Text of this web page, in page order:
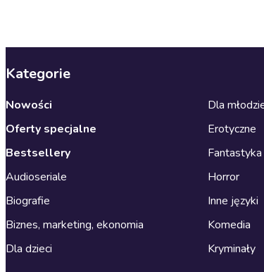
Kategorie
Nowości
Oferty specjalne
Bestsellery
Audioseriale
Biografie
Biznes, marketing, ekonomia
Dla dzieci
Dla
Erotyczne
Fantastyka
Horror
Inne języki
Komedia
Kryminały